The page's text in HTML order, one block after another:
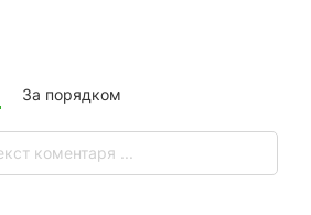
За порядком